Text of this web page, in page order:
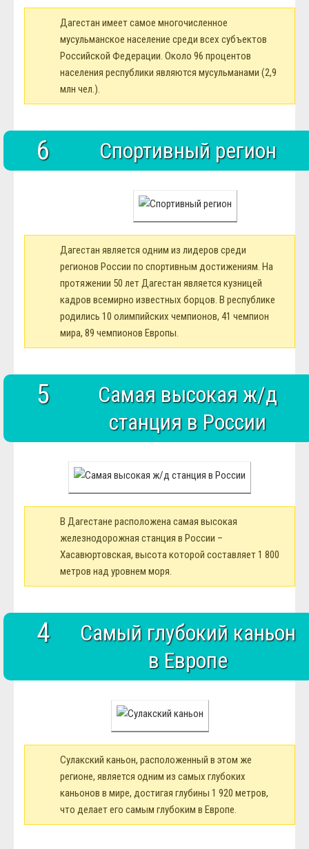
Дагестан имеет самое многочисленное
мусульманское население среди всех субъектов
Российской Федерации. Около 96 процентов
населения республики являются мусульманами (2,9
млн чел.).
6 Спортивный регион
Дагестан является одним из лидеров среди
регионов России по спортивным достижениям. На
протяжении 50 лет Дагестан является кузницей
кадров всемирно известных борцов. В республике
родились 10 олимпийских чемпионов, 41 чемпион
мира, 89 чемпионов Европы.
5
Самая высокая ж/д
станция в России
В Дагестане расположена самая высокая
железнодорожная станция в России –
Хасавюртовская, высота которой составляет 1 800
метров над уровнем моря.
4
Самый глубокий каньон
в Европе
Сулакский каньон, расположенный в этом же
регионе, является одним из самых глубоких
каньонов в мире, достигая глубины 1 920 метров,
что делает его самым глубоким в Европе.